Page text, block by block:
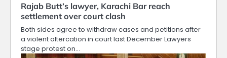
Rajab Butt’s lawyer, Karachi Bar reach
settlement over court clash
Both sides agree to withdraw cases and petitions after
a violent altercation in court last December Lawyers
stage protest on…